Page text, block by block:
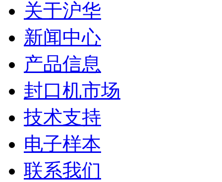
关于沪华
新闻中心
产品信息
封口机市场
技术支持
电子样本
联系我们